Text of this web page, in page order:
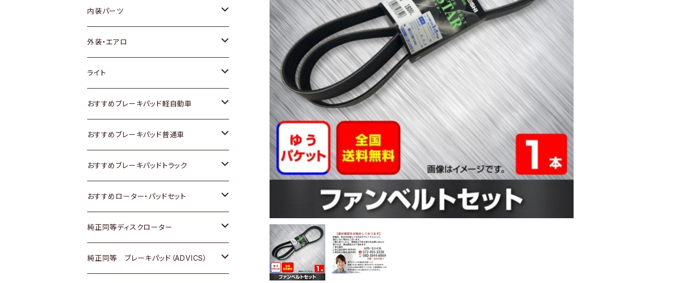
内装パーツ
トヨタ
ホンダ
スズキ
日産
いすゞ
ダイハツ
マツダ
三菱
外装・エアロ
トヨタ
ホンダ
スズキ
日産
いすゞ
ダイハツ
マツダ
ライト
トヨタ
スズキ
日産
いすゞ
ダイハツ
三菱
おすすめブレーキパッド軽自動車
トヨタ
ホンダ
スズキ
日産
ダイハツ
おすすめブレーキパッド普通車
トヨタ
ホンダ
スズキ
日産
おすすめブレーキパッドトラック
トヨタ
日産
いすゞ
おすすめローター・パッドセット
トヨタ
ホンダ
純正同等ディスクローター
トヨタ
純正同等 ブレーキパッド（ADVICS）